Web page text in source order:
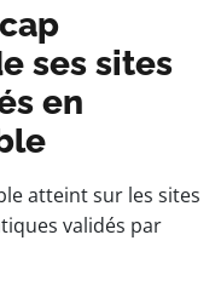
ses sites
en
atteint sur les sites
validés par